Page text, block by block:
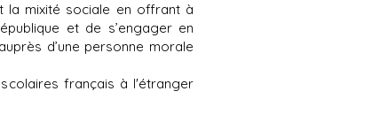
la mixité sociale en offrant à
et de s’engager en
d’une personne morale
français à l'étranger